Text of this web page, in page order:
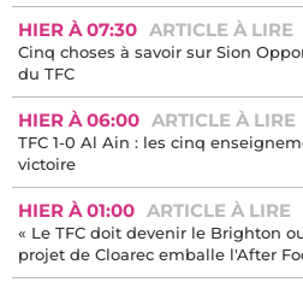
HIER À 07:30 ARTICLE À LIRE
Cinq choses à savoir sur Sion
du TFC
HIER À 06:00 ARTICLE À LIRE
TFC 1-0 Al Ain : les cinq
victoire
HIER À 01:00 ARTICLE À LIRE
« Le TFC doit devenir le Brighton
projet de Cloarec emballe l'After